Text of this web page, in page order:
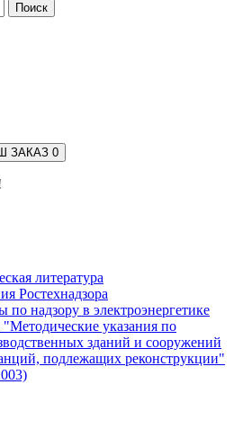
Поиск
ЗАКАЗ 0
литература
Ростехнадзора
надзору в электроэнергетике
указания по
зданий и сооружений
подлежащих реконструкции"